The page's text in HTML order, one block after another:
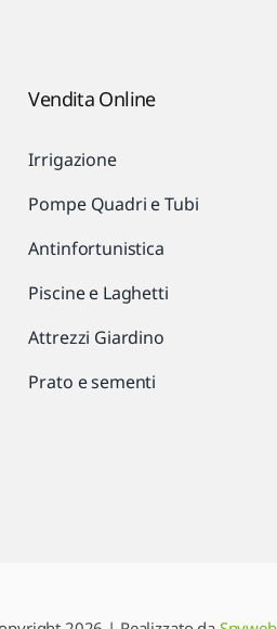
Vendita Online
Irrigazione
Pompe Quadri e Tubi
Antinfortunistica
Piscine e Laghetti
Attrezzi Giardino
Prato e sementi